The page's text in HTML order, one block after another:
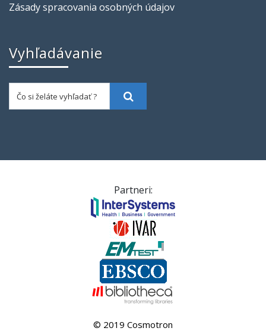
Zásady spracovania osobných údajov
Vyhľadávanie
Čo si želáte vyhľadať ?
Partneri:
© 2019 Cosmotron